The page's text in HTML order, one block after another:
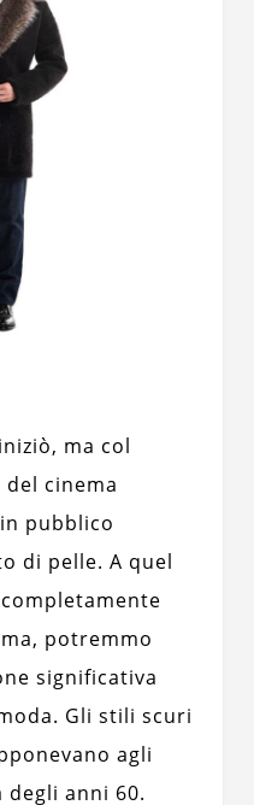
iniziò, ma col
cinema
pubblico
di pelle. A quel
potremmo
significativa
Gli stili scuri
agli
anni 60.